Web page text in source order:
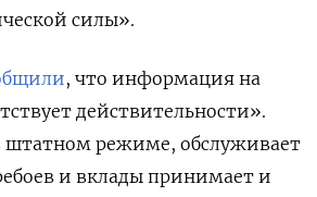
силы».
, что информация на
действительности».
штатном режиме, обслуживает
и вклады принимает и